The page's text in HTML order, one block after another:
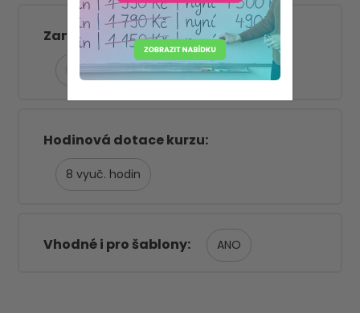
Zaměření kurzu (kategorie)
Hodnocení
Hodinová dotace kurzu
8
Vhodné i pro šablony ANO